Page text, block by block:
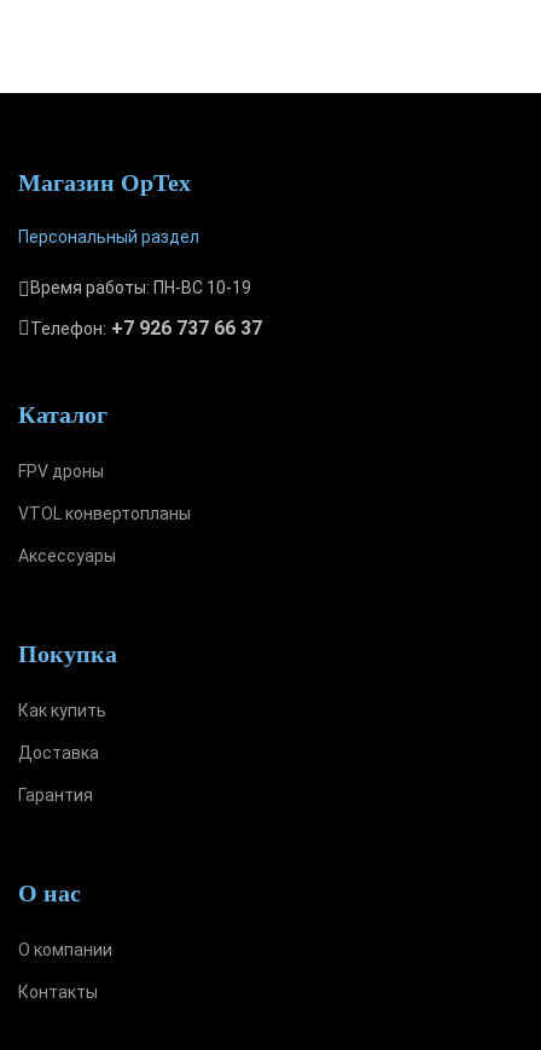
Магазин ОрТех
Персональный раздел
Время работы: ПН-ВС 10-19
Телефон: +7 926 737 66 37
Каталог
FPV дроны
VTOL конвертопланы
Аксессуары
Покупка
Как купить
Доставка
Гарантия
О нас
О компании
Контакты